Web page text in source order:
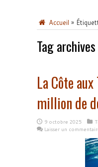
Accueil »
Tag
La Côte
million de
9 octobre 2025
Laisser un